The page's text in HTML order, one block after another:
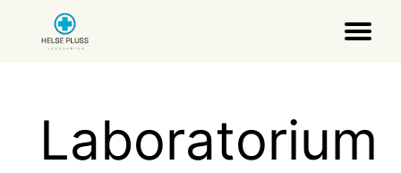
Laboratorium